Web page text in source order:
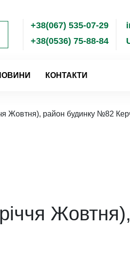
+38(067) 535-07-29
+38(0536) 75-88-84
КОНТАКТИ
Жовтня), район будинку №82